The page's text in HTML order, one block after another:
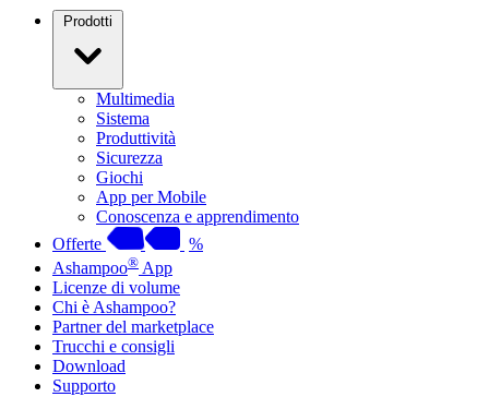
Prodotti
Multimedia
Sistema
Produttività
Sicurezza
Giochi
App per Mobile
Conoscenza e apprendimento
Offerte
%
Ashampoo® App
Licenze di volume
Chi è Ashampoo?
Partner del marketplace
Trucchi e consigli
Download
Supporto